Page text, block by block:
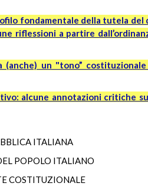
fondamentale della tutela
riflessioni a partire
un "tono”
alcune annotazioni critiche
ITALIANA
POPOLO ITALIANO
COSTITUZIONALE